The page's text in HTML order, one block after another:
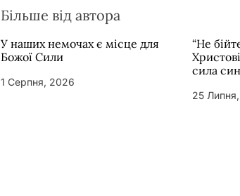
Більше від автора
У наших немочах є місце для
Божої Сили
1 Серпня, 2026
“Не
сила
25